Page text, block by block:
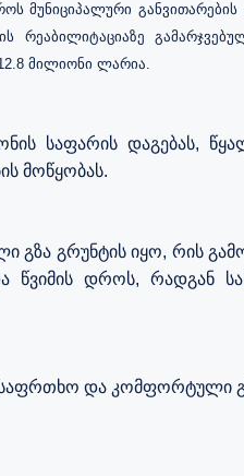
მუნიციპალური განვითარების
რეაბილიტაციაზე
მილიონი ლარია.
საფარის დაგებას,
მოწყობას.
გზა გრუნტის იყო, რის
წვიმის დროს, რადგან
და კომფორტული